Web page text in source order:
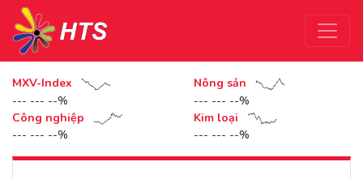
MXV-Index
--- --- --%
Nông sản
--- --- --%
Công nghiệp
--- --- --%
Kim loại
--- --- --%